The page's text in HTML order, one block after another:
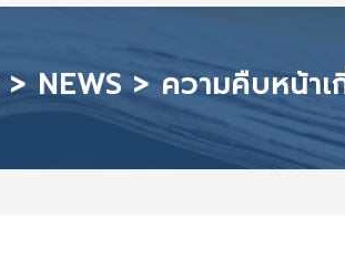
>NEWS> ความคืบหน้าเกี่ยวกับวุฒิบัตร หลักสูตรการอบรมครูออนไ